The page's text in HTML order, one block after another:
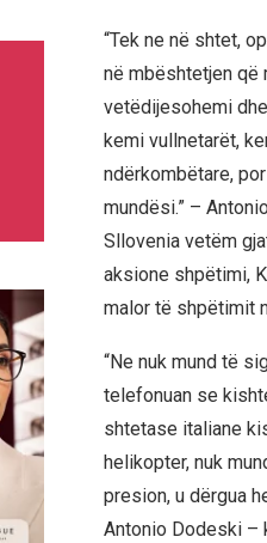
“Tek ne në shtet,
në mbështetjen që
vetëdijesohemi
kemi vullnetarët,
ndërkombëtare,
mundësi.” –
Sllovenia vetëm
aksione shpëtimi,
malor të shpëtimit
“Ne nuk mund të
telefonuan se
shtetase italiane
helikopter, nuk
presion, u dërgua
Antonio Dodeski –